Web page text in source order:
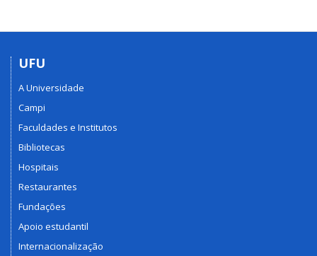
UFU
A Universidade
Campi
Faculdades e Institutos
Bibliotecas
Hospitais
Restaurantes
Fundações
Apoio estudantil
Internacionalização